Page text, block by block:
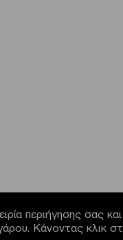
περιήγησης σας
Κάνοντας κλικ